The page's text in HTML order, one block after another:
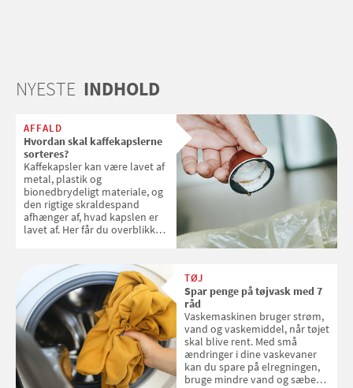
NYESTE INDHOLD
AFFALD
Hvordan skal kaffekapslerne
sorteres?
Kaffekapsler kan være lavet af
metal, plastik og
bionedbrydeligt materiale, og
den rigtige skraldespand
afhænger af, hvad kapslen er
lavet af. Her får du overblikket
TØJ
Spar penge på tøjvask med 7
råd
Vaskemaskinen bruger strøm,
vand og vaskemiddel, når tøjet
skal blive rent. Med små
ændringer i dine vaskevaner
kan du spare på elregningen,
bruge mindre vand og sæbe